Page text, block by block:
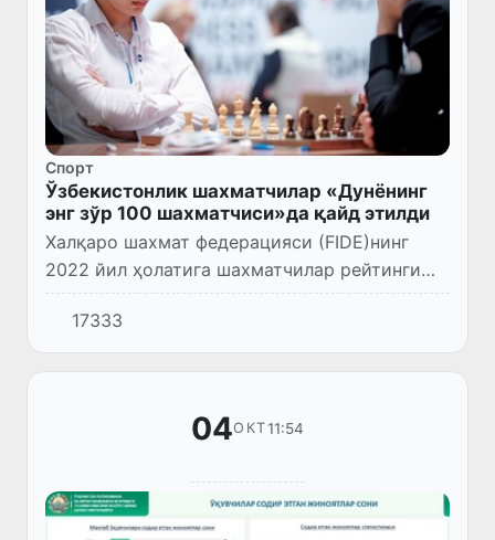
Спорт
Ўзбекистонлик шахматчилар «Дунёнинг
энг зўр 100 шахматчиси»да қайд этилди
Халқаро шахмат федерацияси (FIDE)нинг
2022 йил ҳолатига шахматчилар рейтинги
эълон қилинди.
17333
04ОКТ11:54